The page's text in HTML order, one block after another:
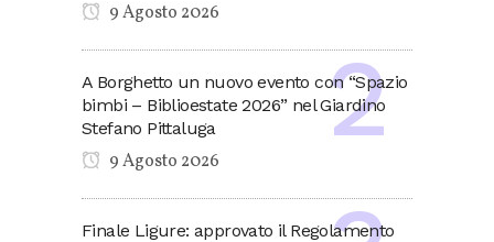
9 Agosto 2026
A Borghetto un nuovo evento con “Spazio
bimbi – Biblioestate 2026” nel Giardino
Stefano Pittaluga
9 Agosto 2026
Finale Ligure: approvato il Regolamento